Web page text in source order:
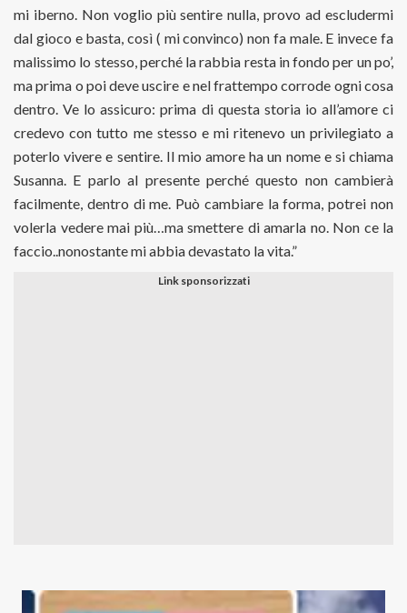
mi iberno. Non voglio più sentire nulla, provo ad escludermi
dal gioco e basta, così ( mi convinco) non fa male. E invece fa
malissimo lo stesso, perché la rabbia resta in fondo per un po’,
ma prima o poi deve uscire e nel frattempo corrode ogni cosa
dentro. Ve lo assicuro: prima di questa storia io all’amore ci
credevo con tutto me stesso e mi ritenevo un privilegiato a
poterlo vivere e sentire. Il mio amore ha un nome e si chiama
Susanna. E parlo al presente perché questo non cambierà
facilmente, dentro di me. Può cambiare la forma, potrei non
volerla vedere mai più…ma smettere di amarla no. Non ce la
faccio..nonostante mi abbia devastato la vita.”